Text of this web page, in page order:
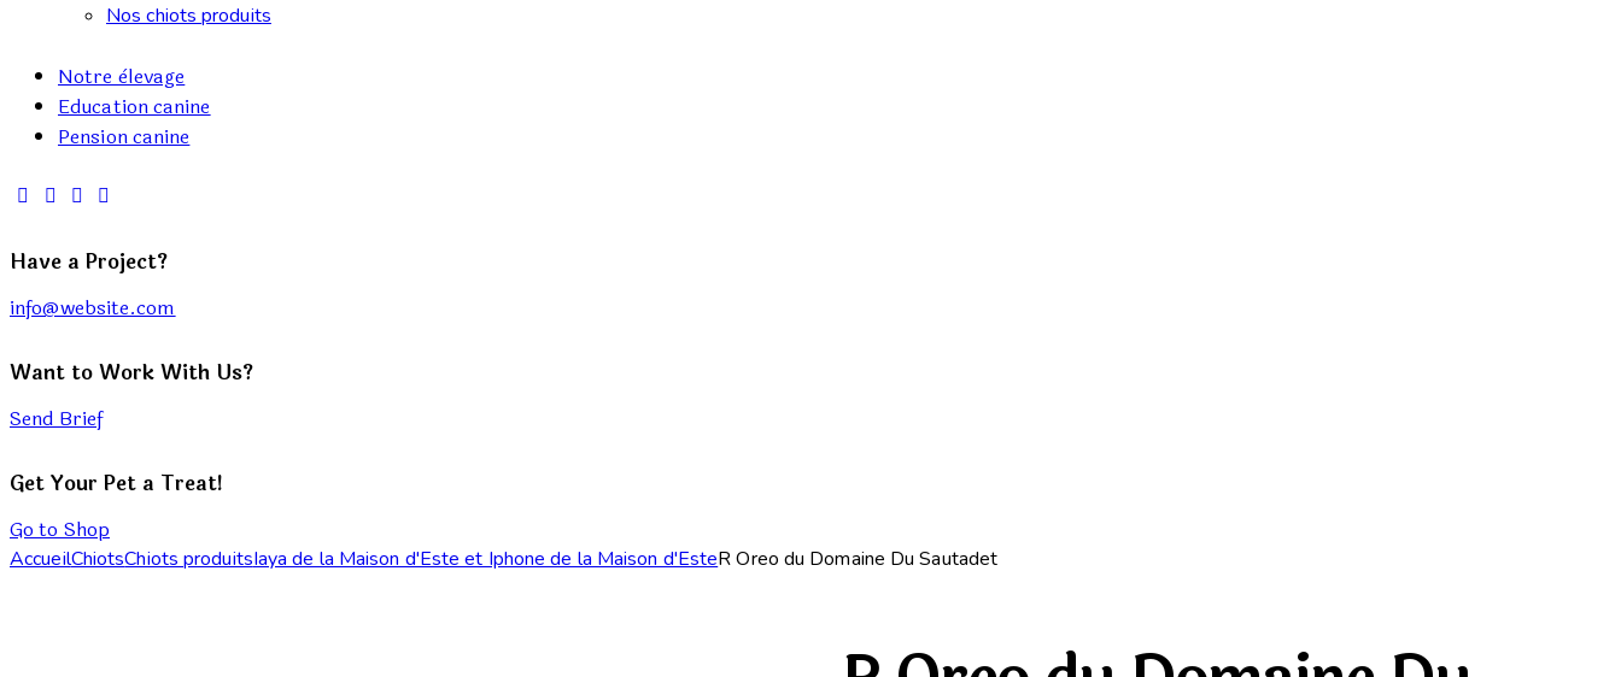
Nos chiots produits
Notre èlevage
Education canine
Pension canine
Have a Project?
info@website.com
Want to Work With Us?
Send Brief
Get Your Pet a Treat!
Go to Shop
AccueilChiotsChiots produitsIaya de la Maison d'Este et Iphone de la Maison d'EsteR Oreo du Domaine Du Sautadet